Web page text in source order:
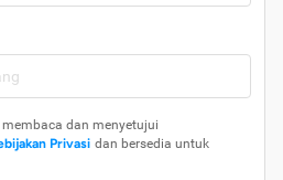
membaca dan menyetujui
Privasi dan bersedia untuk